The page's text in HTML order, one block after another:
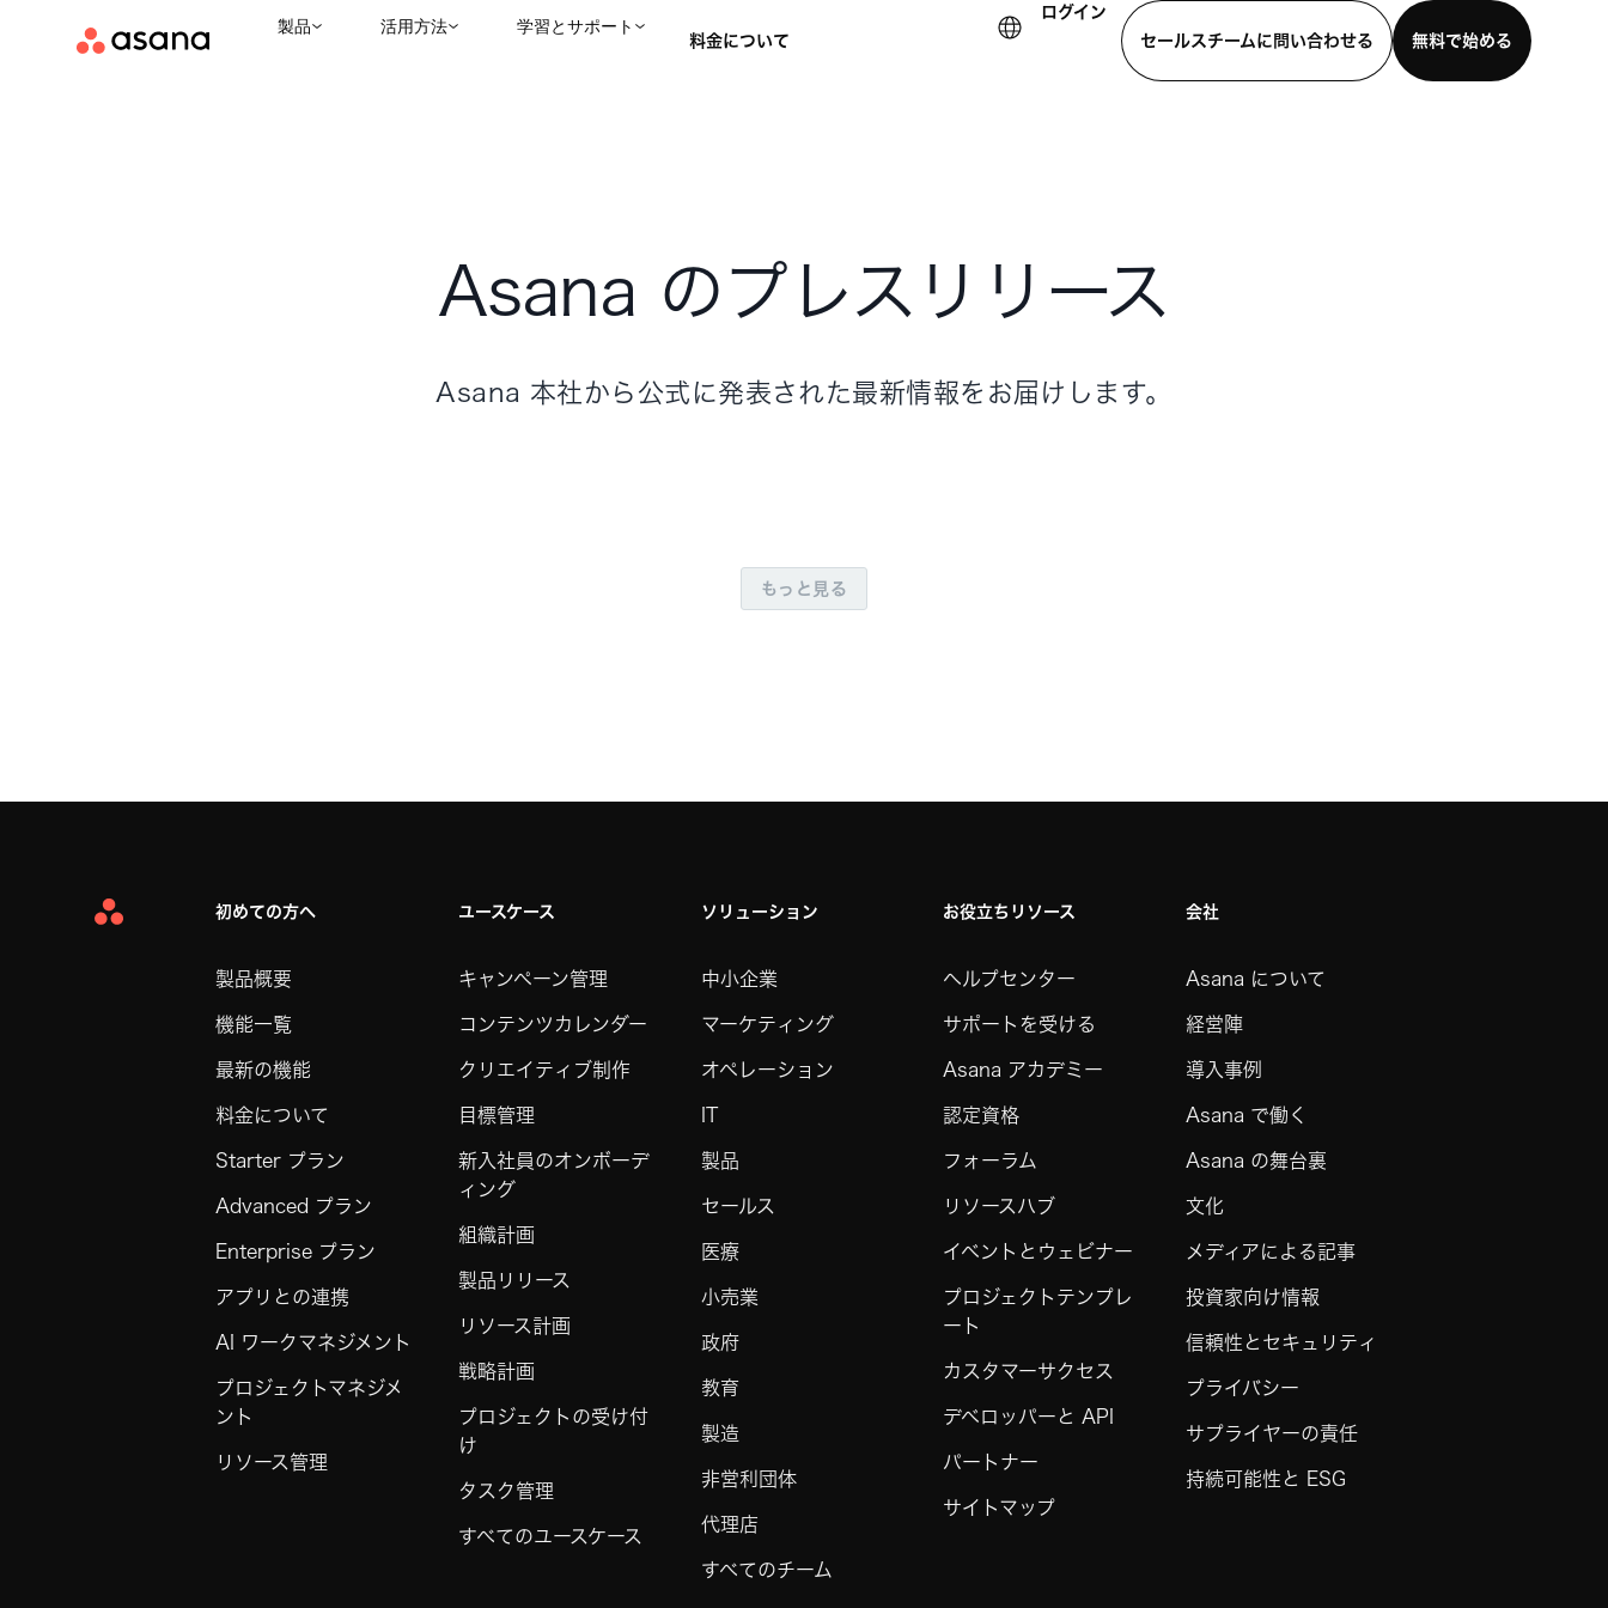
製品 活用方法 学習とサポート
料金について
ログイン
セールスチームに問い合わせる
無料で始める
Asana のプレスリリース
Asana 本社から公式に発表された最新情報をお届けします。
もっと見る
Asana
初めての方へ
製品概要
機能一覧
最新の機能
料金について
Starter プラン
Advanced プラン
Enterprise プラン
アプリとの連携
AI ワークマネジメント
プロジェクトマネジメ
ント
リソース管理
ユースケース
キャンペーン管理
コンテンツカレンダー
クリエイティブ制作
目標管理
新入社員のオンボーデ
ィング
組織計画
製品リリース
リソース計画
戦略計画
プロジェクトの受け付
け
タスク管理
すべてのユースケース
ソリューション
中小企業
マーケティング
オペレーション
IT
製品
セールス
医療
小売業
政府
教育
製造
非営利団体
代理店
すべてのチーム
お役立ちリソース
ヘルプセンター
サポートを受ける
Asana アカデミー
認定資格
フォーラム
リソースハブ
イベントとウェビナー
プロジェクトテンプレ
ート
カスタマーサクセス
デベロッパーと API
パートナー
サイトマップ
会社
Asana について
経営陣
導入事例
Asana で働く
Asana の舞台裏
文化
メディアによる記事
投資家向け情報
信頼性とセキュリティ
プライバシー
サプライヤーの責任
持続可能性と ESG